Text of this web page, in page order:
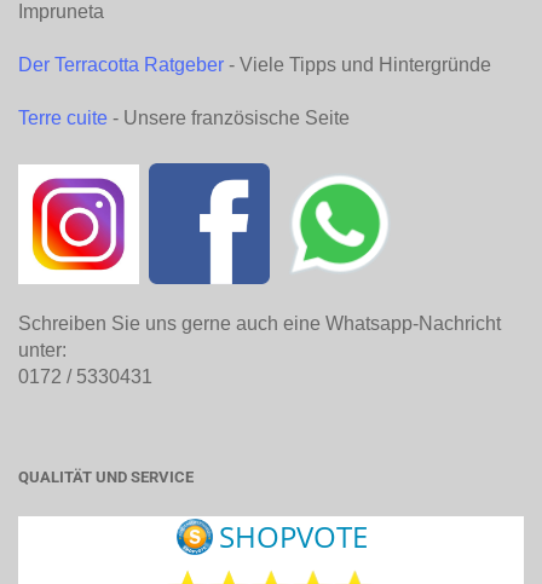
Impruneta
Der Terracotta Ratgeber - Viele Tipps und Hintergründe
Terre cuite - Unsere französische Seite
Schreiben Sie uns gerne auch eine Whatsapp-Nachricht
unter:
0172 / 5330431
QUALITÄT UND SERVICE